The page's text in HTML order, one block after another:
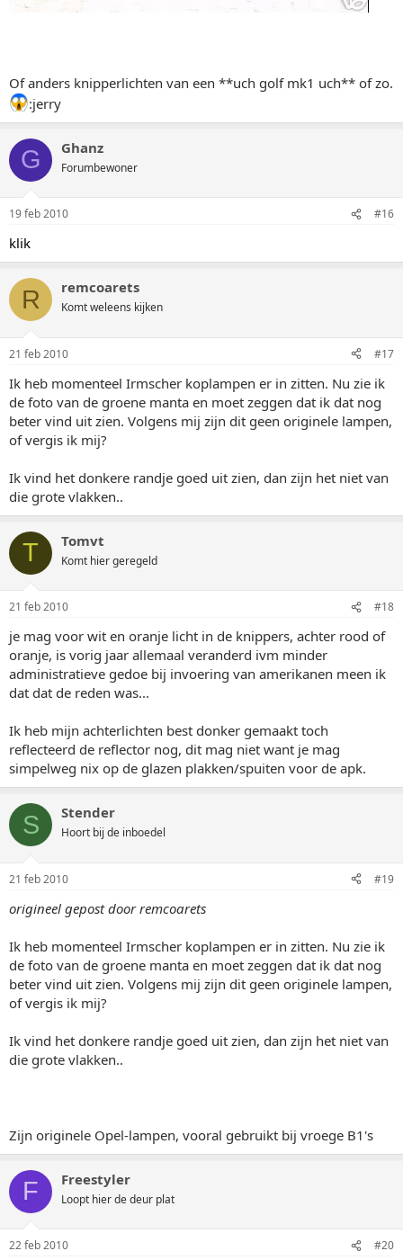
Of anders knipperlichten van een **uch golf mk1 uch** of zo.
:jerry
G Ghanz
Forumbewoner
19 feb 2010 #16
klik
R remcoarets
Komt weleens kijken
21 feb 2010 #17
Ik heb momenteel Irmscher koplampen er in zitten. Nu zie ik
de foto van de groene manta en moet zeggen dat ik dat nog
beter vind uit zien. Volgens mij zijn dit geen originele lampen,
of vergis ik mij?
Ik vind het donkere randje goed uit zien, dan zijn het niet van
die grote vlakken..
T Tomvt
Komt hier geregeld
21 feb 2010 #18
je mag voor wit en oranje licht in de knippers, achter rood of
oranje, is vorig jaar allemaal veranderd ivm minder
administratieve gedoe bij invoering van amerikanen meen ik
dat dat de reden was...
Ik heb mijn achterlichten best donker gemaakt toch
reflecteerd de reflector nog, dit mag niet want je mag
simpelweg nix op de glazen plakken/spuiten voor de apk.
S Stender
Hoort bij de inboedel
21 feb 2010 #19
origineel gepost door remcoarets
Ik heb momenteel Irmscher koplampen er in zitten. Nu zie ik
de foto van de groene manta en moet zeggen dat ik dat nog
beter vind uit zien. Volgens mij zijn dit geen originele lampen,
of vergis ik mij?
Ik vind het donkere randje goed uit zien, dan zijn het niet van
die grote vlakken..
Zijn originele Opel-lampen, vooral gebruikt bij vroege B1's
F Freestyler
Loopt hier de deur plat
22 feb 2010 #20